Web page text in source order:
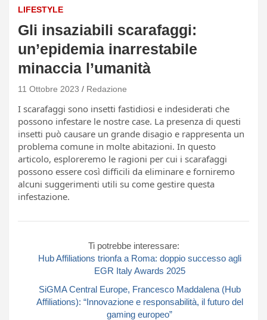
LIFESTYLE
Gli insaziabili scarafaggi:
un’epidemia inarrestabile
minaccia l’umanità
11 Ottobre 2023 Redazione
I scarafaggi sono insetti fastidiosi e indesiderati che
possono infestare le nostre case. La presenza di questi
insetti può causare un grande disagio e rappresenta un
problema comune in molte abitazioni. In questo
articolo, esploreremo le ragioni per cui i scarafaggi
possono essere così difficili da eliminare e forniremo
alcuni suggerimenti utili su come gestire questa
infestazione.
Ti potrebbe interessare:
Hub Affiliations trionfa a Roma: doppio successo agli
EGR Italy Awards 2025
SiGMA Central Europe, Francesco Maddalena (Hub
Affiliations): “Innovazione e responsabilità, il futuro del
gaming europeo”